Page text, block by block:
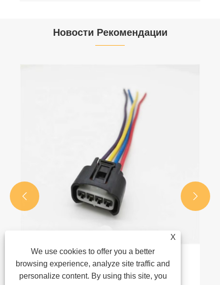
Новости Рекомендации
Разница рабочих напряжений
автомобильных разъемов
 
X
We use cookies to offer you a better
browsing experience, analyze site traffic and
personalize content. By using this site, you